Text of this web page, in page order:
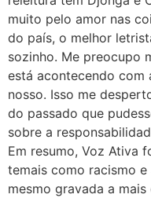
muito pelo amor nas
do país, o melhor
sozinho. Me preocupo
está acontecendo com
nosso. Isso me
do passado que
sobre a
Em resumo, Voz Ativa
temais como racismo
mesmo gravada a